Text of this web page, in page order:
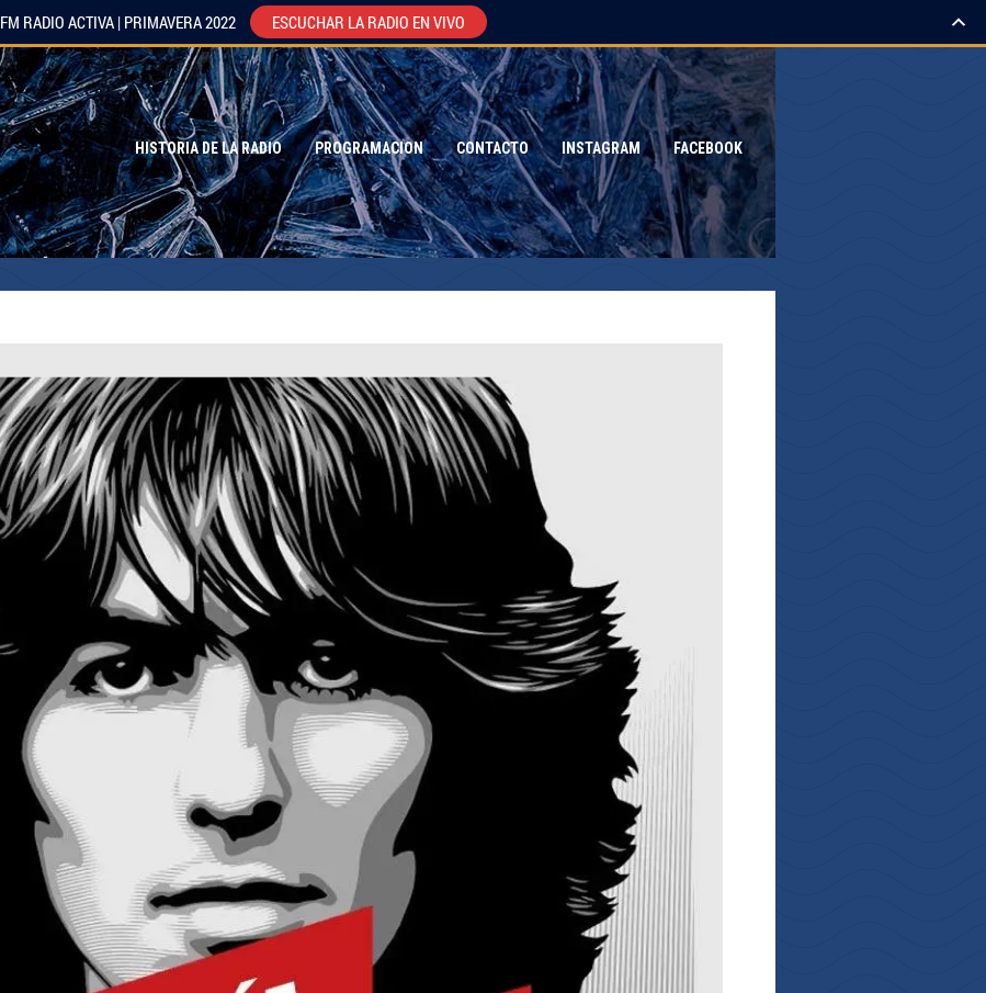
HISTORIA DE LA RADIO PROGRAMACION CONTACTO INSTAGRAM FACEBOOK
FM RADIO ACTIVA | PRIMAVERA 2022 ESCUCHAR LA RADIO EN VIVO